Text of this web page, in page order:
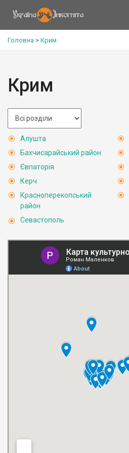
Головна > Крим
Крим
Алушта
Бахчисарайський район
Євпаторія
Керч
Красноперекопський
район
Севастополь